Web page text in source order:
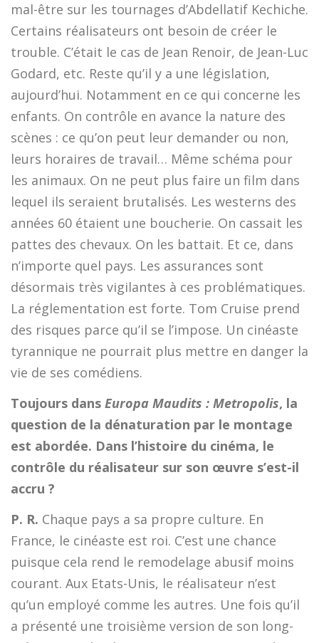
mal-être sur les tournages d’Abdellatif Kechiche.
Certains réalisateurs ont besoin de créer le
trouble. C’était le cas de Jean Renoir, de Jean-Luc
Godard, etc. Reste qu’il y a une législation,
aujourd’hui. Notamment en ce qui concerne les
enfants. On contrôle en avance la nature des
scènes : ce qu’on peut leur demander ou non,
leurs horaires de travail… Même schéma pour
les animaux. On ne peut plus faire un film dans
lequel ils seraient brutalisés. Les westerns des
années 60 étaient une boucherie. On cassait les
pattes des chevaux. On les battait. Et ce, dans
n’importe quel pays. Les assurances sont
désormais très vigilantes à ces problématiques.
La réglementation est forte. Tom Cruise prend
des risques parce qu’il se l’impose. Un cinéaste
tyrannique ne pourrait plus mettre en danger la
vie de ses comédiens.
Toujours dans Europa Maudits : Metropolis, la
question de la dénaturation par le montage
est abordée. Dans l’histoire du cinéma, le
contrôle du réalisateur sur son œuvre s’est-il
accru ?
P. R. Chaque pays a sa propre culture. En
France, le cinéaste est roi. C’est une chance
puisque cela rend le remodelage abusif moins
courant. Aux Etats-Unis, le réalisateur n’est
qu’un employé comme les autres. Une fois qu’il
a présenté une troisième version de son long-